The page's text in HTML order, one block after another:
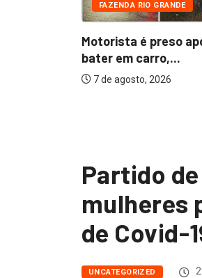
FAZENDA RIO GRANDE
Motorista é preso
bater em carro,...
7 de agosto, 2026
Partido de
mulheres
de Covid-
UNCATEGORIZED